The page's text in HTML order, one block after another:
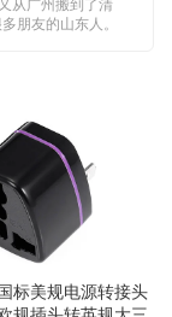
朋友的山东人。
标美规电源转接头